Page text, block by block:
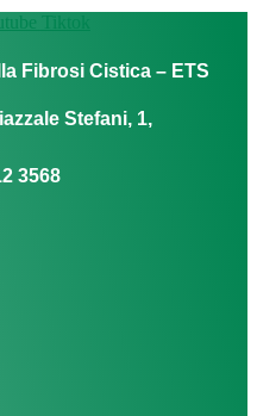
Tiktok
Fibrosi Cistica – ETS
Stefani, 1,
3568